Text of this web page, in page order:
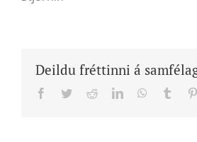
Deildu fréttinni á
Facebook
TwitterRedditLinkedInWhatsApp